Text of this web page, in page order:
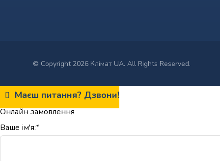
© Copyright 2026 Клімат UA. All Rights Reserved.
Маєш питання? Дзвони!
Онлайн замовлення
Ваше ім'я:*